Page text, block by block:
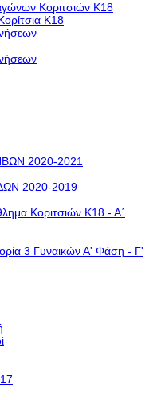
Κοριτσιών Κ18
Κ18
2020-2021
2020-2019
Κοριτσιών Κ18 - Α΄
3 Γυναικών Α' Φάση - Γ'